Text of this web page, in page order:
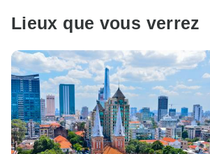
Lieux que vous verrez